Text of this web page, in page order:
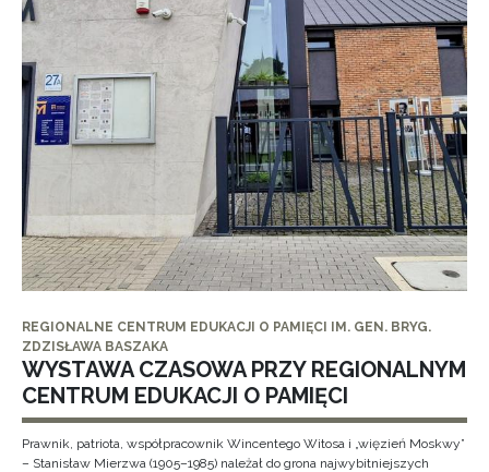
REGIONALNE CENTRUM EDUKACJI O PAMIĘCI IM. GEN. BRYG.
ZDZISŁAWA BASZAKA
WYSTAWA CZASOWA PRZY REGIONALNYM
CENTRUM EDUKACJI O PAMIĘCI
Prawnik, patriota, współpracownik Wincentego Witosa i „więzień Moskwy”
– Stanisław Mierzwa (1905–1985) należał do grona najwybitniejszych